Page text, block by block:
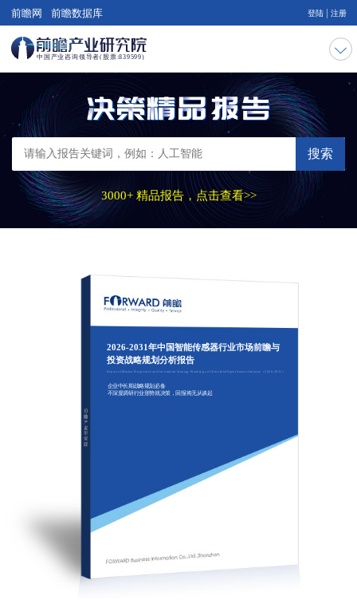
前瞻网 前瞻数据库 登陆 注册
搜索
3000+ 精品报告，点击查看>>
2026-2031年中国智能传感器行业市场前瞻与
投资战略规划分析报告
Report of Market Prospective and Investment Strategy Planning on China Intelligent Sensor Industry（2026-2031）
企业中长期战略规划必备
不深度调研行业形势就决策，回报将无从谈起